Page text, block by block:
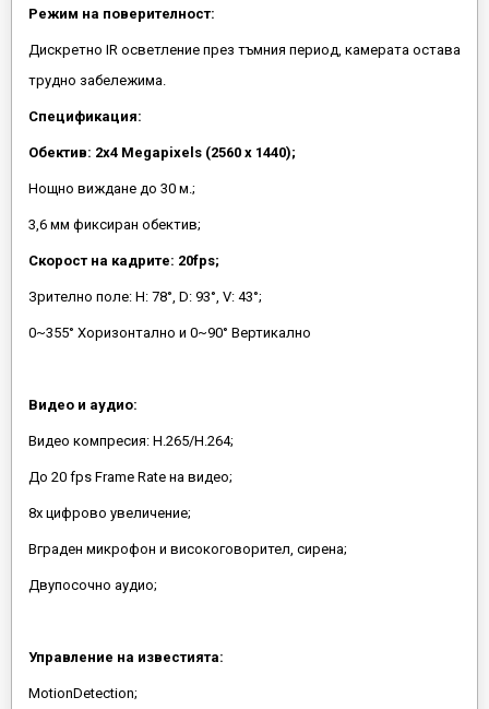
Режим на поверителност:
Дискретно IR осветление през тъмния период, камерата остава
трудно забележима.
Спецификация:
Обектив: 2х4 Megapixels (2560 x 1440);
Нощно виждане до 30 м.;
3,6 мм фиксиран обектив;
Скорост на кадрите: 20fps;
Зрително поле: H: 78°, D: 93°, V: 43°;
0~355° Хоризонтално и 0~90° Вертикално
Видео и аудио:
Видео компресия: H.265/H.264;
До 20 fps Frame Rate на видео;
8x цифрово увеличение;
Вграден микрофон и високоговорител, сирена;
Двупосочно аудио;
Управление на известията:
MotionDetection;